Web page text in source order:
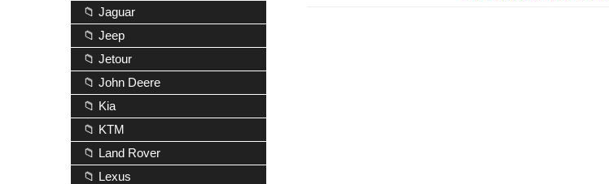
📁 Jaguar
📁 Jeep
📁 Jetour
📁 John Deere
📁 Kia
📁 KTM
📁 Land Rover
📁 Lexus